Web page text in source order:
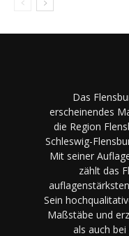
Das
erscheinendes
die Region
Schleswig-
Mit seiner
zählt das
Sein
Maßstäbe und
als auch